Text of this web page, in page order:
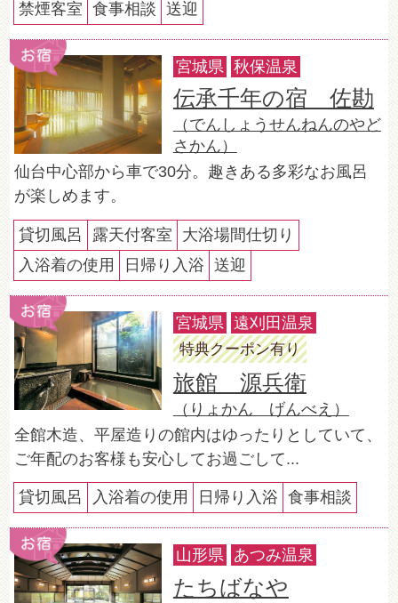
禁煙客室
食事相談 送迎
宮城県 秋保温泉
伝承千年の宿 佐勘
（でんしょうせんねんのやど
さかん）
仙台中心部から車で30分。趣きある多彩なお風呂
が楽しめます。
貸切風呂 露天付客室
大浴場間仕切り
入浴着の使用
日帰り入浴 送迎
宮城県 遠刈田温泉
特典クーポン有り
旅館 源兵衛
（りょかん げんべえ）
全館木造、平屋造りの館内はゆったりとしていて、
ご年配のお客様も安心してお過ごして...
貸切風呂 入浴着の使用 日帰り入浴 食事相談
山形県 あつみ温泉
たちばなや